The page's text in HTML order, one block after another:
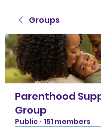
Groups
Parenthood
Group
Public · 151 members